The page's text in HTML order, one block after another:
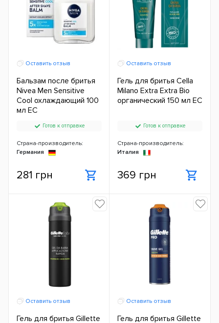
Оставить отзыв
Бальзам после бритья
Nivea Men Sensitive
Cool охлаждающий 100
мл ЕС
Готов к отправке
Страна-производитель:
Германия
281 грн
Оставить отзыв
Гель для бритья Cella
Milano Extra Extra Bio
органический 150 мл ЕС
Готов к отправке
Страна-производитель:
Италия
369 грн
Оставить отзыв
Гель для бритья Gillette
Оставить отзыв
Гель для бритья Gillette